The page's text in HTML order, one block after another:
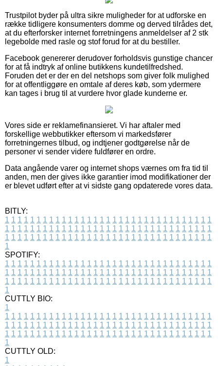
Trustpilot byder på ultra sikre muligheder for at udforske en
række tidligere konsumenters domme og derved tilrådes det,
at du efterforsker internet forretningens anmeldelser af 2 stk
legebolde med rasle og stof forud for at du bestiller.
Facebook genererer derudover forholdsvis gunstige chancer
for at få indtryk af online butikkens kundetilfredshed.
Foruden det er der en del netshops som giver folk mulighed
for at offentliggøre en omtale af deres køb, som ydermere
kan tages i brug til at vurdere hvor glade kunderne er.
Vores side er reklamefinansieret. Vi har aftaler med
forskellige webbutikker eftersom vi markedsfører
forretningernes tilbud, og indtjener godtgørelse når de
personer vi sender videre fuldfører en ordre.
Data angående varer og internet shops værnes om fra tid til
anden, men der gives ikke garantier imod modifikationer der
er blevet udført efter at vi sidste gang opdaterede vores data.
BITLY:
1 1 1 1 1 1 1 1 1 1 1 1 1 1 1 1 1 1 1 1 1 1 1 1 1 1 1 1 1 1 1 1 1
1 1 1 1 1 1 1 1 1 1 1 1 1 1 1 1 1 1 1 1 1 1 1 1 1 1 1 1 1 1 1 1 1
1 1 1 1 1 1 1 1 1 1 1 1 1 1 1 1 1 1 1 1 1 1 1 1 1 1 1 1 1 1 1 1 1
1
SPOTIFY:
1 1 1 1 1 1 1 1 1 1 1 1 1 1 1 1 1 1 1 1 1 1 1 1 1 1 1 1 1 1 1 1 1
1 1 1 1 1 1 1 1 1 1 1 1 1 1 1 1 1 1 1 1 1 1 1 1 1 1 1 1 1 1 1 1 1
1 1 1 1 1 1 1 1 1 1 1 1 1 1 1 1 1 1 1 1 1 1 1 1 1 1 1 1 1 1 1 1 1
1
CUTTLY BIO:
1
1 1 1 1 1 1 1 1 1 1 1 1 1 1 1 1 1 1 1 1 1 1 1 1 1 1 1 1 1 1 1 1 1
1 1 1 1 1 1 1 1 1 1 1 1 1 1 1 1 1 1 1 1 1 1 1 1 1 1 1 1 1 1 1 1 1
1 1 1 1 1 1 1 1 1 1 1 1 1 1 1 1 1 1 1 1 1 1 1 1 1 1 1 1 1 1 1 1 1
1
CUTTLY OLD:
1